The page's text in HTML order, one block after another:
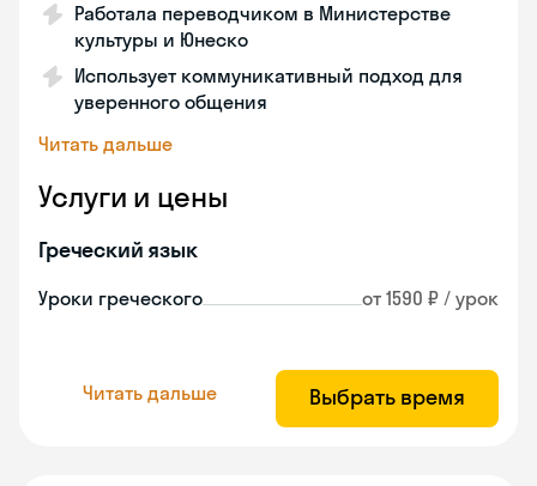
Работала переводчиком в Министерстве
культуры и Юнеско
Использует коммуникативный подход для
уверенного общения
Читать дальше
Услуги и цены
Греческий язык
Уроки греческого от 1590 ₽ / урок
Читать дальше Выбрать время